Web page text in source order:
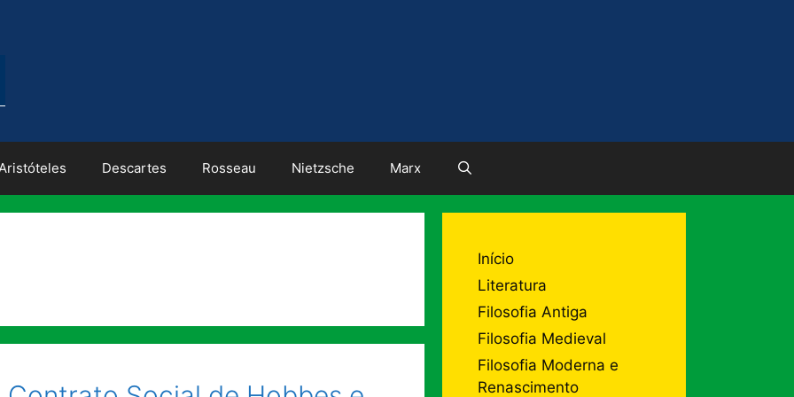
Descartes Rosseau Nietzsche Marx
Início
Literatura
Filosofia Antiga
Filosofia Medieval
Filosofia Moderna e
Renascimento